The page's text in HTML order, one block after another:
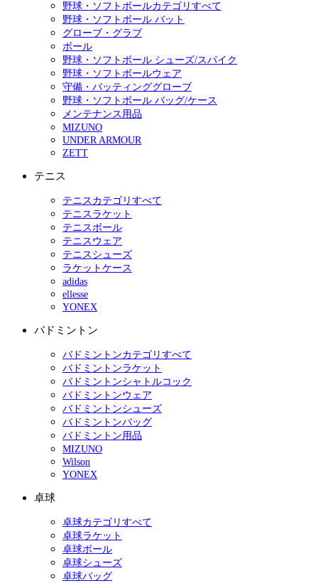
野球・ソフトボールカテゴリすべて
野球・ソフトボール バット
グローブ・グラブ
ボール
野球・ソフトボール シューズ/スパイク
野球・ソフトボールウェア
守備・バッティンググローブ
野球・ソフトボール バッグ/ケース
メンテナンス用品
MIZUNO
UNDER ARMOUR
ZETT
テニス
テニスカテゴリすべて
テニスラケット
テニスボール
テニスウェア
テニスシューズ
ラケットケース
adidas
ellesse
YONEX
バドミントン
バドミントンカテゴリすべて
バドミントンラケット
バドミントンシャトルコック
バドミントンウェア
バドミントンシューズ
バドミントンバッグ
バドミントン用品
MIZUNO
Wilson
YONEX
卓球
卓球カテゴリすべて
卓球ラケット
卓球ボール
卓球シューズ
卓球バッグ